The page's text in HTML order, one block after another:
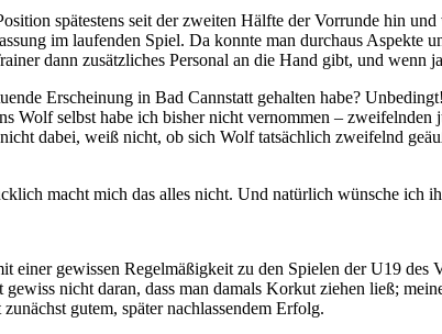
spätestens seit der zweiten Hälfte der Vorrunde hin
im laufenden Spiel. Da konnte man durchaus Aspekte
dann zusätzliches Personal an die Hand gibt, und wenn
Erscheinung in Bad Cannstatt gehalten habe?
selbst habe ich bisher nicht vernommen – zweifelnden
dabei, weiß nicht, ob sich Wolf tatsächlich zweifelnd
macht mich das alles nicht. Und natürlich wünsche ich
einer gewissen Regelmäßigkeit zu den Spielen der U19
nicht daran, dass man damals Korkut ziehen ließ;
gutem, später nachlassendem Erfolg.